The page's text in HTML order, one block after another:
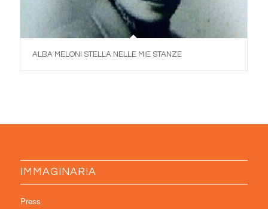
ALBA MELONI STELLA NELLE MIE STANZE
IMMAGINARIA
Press